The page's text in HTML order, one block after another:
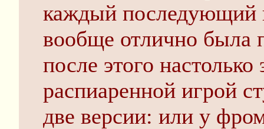
каждый последующий
вообще отлично была
после этого
распиаренной игрой
две версии: или у